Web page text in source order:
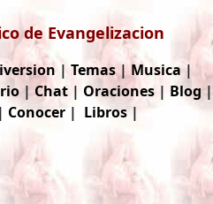
de Evangelizacion
|Temas|Musica |
| Chat| Oraciones| Blog |
| Conocer | Libros|